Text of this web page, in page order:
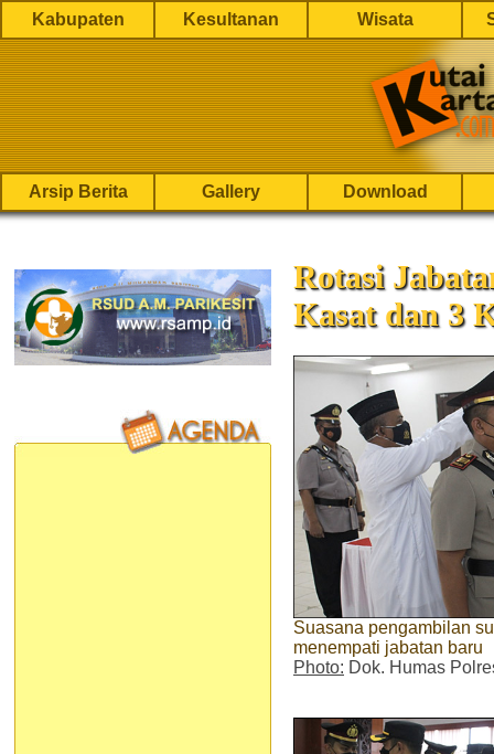
Kabupaten Kesultanan Wisata
Arsip Berita Gallery Download
Rotasi
Kasat dan 3
Suasana pengambilan
menempati jabatan baru
Photo: Dok. Humas